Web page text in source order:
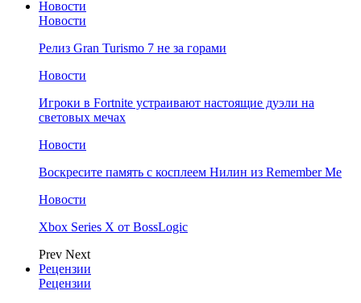
Новости
Новости
Релиз Gran Turismo 7 не за горами
Новости
Игроки в Fortnite устраивают настоящие дуэли на
световых мечах
Новости
Воскресите память с косплеем Нилин из Remember Me
Новости
Xbox Series X от BossLogic
Prev Next
Рецензии
Рецензии